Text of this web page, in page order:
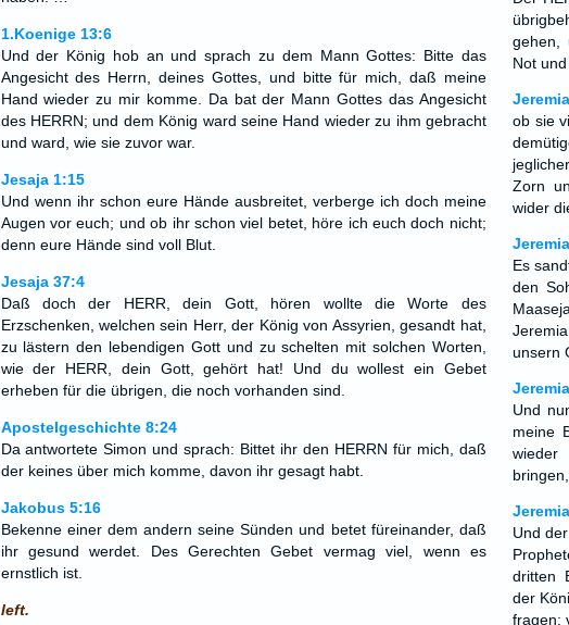
1.Koenige 13:6
Und der König hob an und sprach zu dem Mann Gottes: Bitte das
Angesicht des Herrn, deines Gottes, und bitte für mich, daß meine
Hand wieder zu mir komme. Da bat der Mann Gottes das Angesicht
des HERRN; und dem König ward seine Hand wieder zu ihm gebracht
und ward, wie sie zuvor war.
Jesaja 1:15
Und wenn ihr schon eure Hände ausbreitet, verberge ich doch meine
Augen vor euch; und ob ihr schon viel betet, höre ich euch doch nicht;
denn eure Hände sind voll Blut.
Jesaja 37:4
Daß doch der HERR, dein Gott, hören wollte die Worte des
Erzschenken, welchen sein Herr, der König von Assyrien, gesandt hat,
zu lästern den lebendigen Gott und zu schelten mit solchen Worten,
wie der HERR, dein Gott, gehört hat! Und du wollest ein Gebet
erheben für die übrigen, die noch vorhanden sind.
Apostelgeschichte 8:24
Da antwortete Simon und sprach: Bittet ihr den HERRN für mich, daß
der keines über mich komme, davon ihr gesagt habt.
Jakobus 5:16
Bekenne einer dem andern seine Sünden und betet füreinander, daß
ihr gesund werdet. Des Gerechten Gebet vermag viel, wenn es
ernstlich ist.
left.
gehen,
Not
ob sie
Zorn
wider
Es
den
unsern
Und
meine
wieder
Und
dritten
der
fragen;